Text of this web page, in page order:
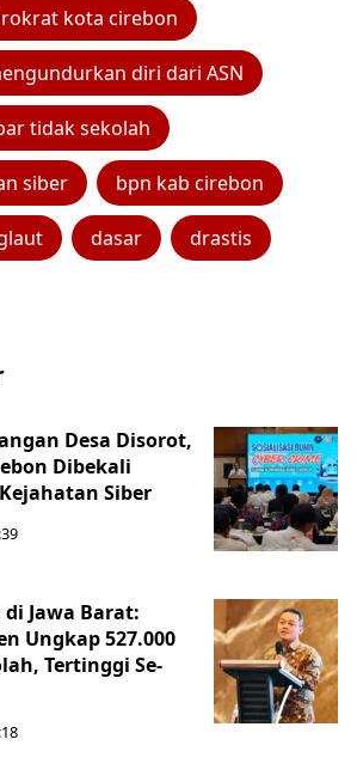
kota cirebon
diri dari ASN
tidak sekolah
siber bpn kab cirebon
dasar drastis
Desa Disorot,
Dibekali
Siber
Jawa Barat:
Ungkap 527.000
Tertinggi Se-